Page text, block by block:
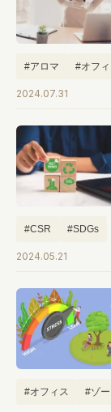
#アロマ #オフ
2024.07.31
#CSR #SDGs
2024.05.21
#オフィス #ゾ